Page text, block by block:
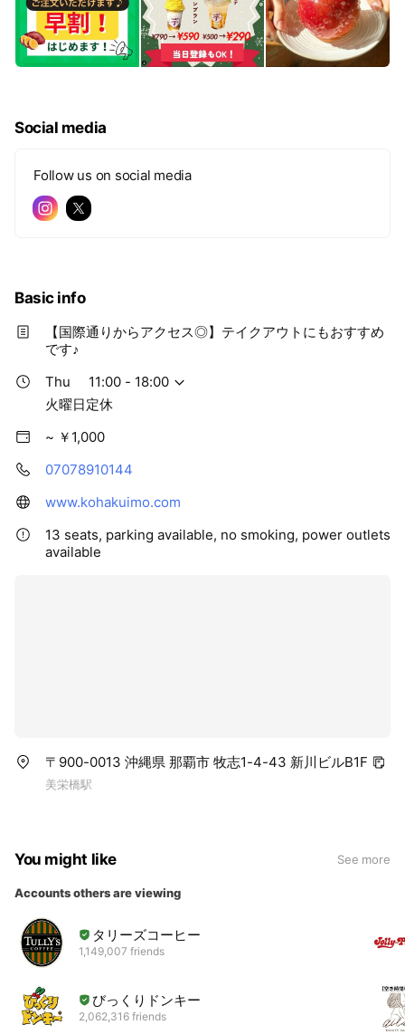
Social media
Follow us on social media
Basic info
【国際通りからアクセス◎】テイクアウトにもおすすめ
です♪
Thu
11:00 - 18:00
火曜日定休
~ ￥1,000
07078910144
www.kohakuimo.com
13 seats, parking available, no smoking, power outlets
available
〒900-0013 沖縄県 那覇市 牧志1-4-43 新川ビルB1F
美栄橋駅
You might like See more
Accounts others are viewing
タリーズコーヒー
1,149,007 friends
びっくりドンキー
2,062,316 friends